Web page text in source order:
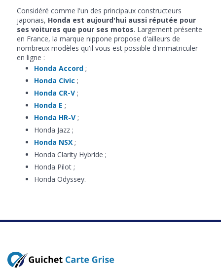
Considéré comme l'un des principaux constructeurs
japonais, Honda est aujourd'hui aussi réputée pour
ses voitures que pour ses motos. Largement présente
en France, la marque nippone propose d'ailleurs de
nombreux modèles qu'il vous est possible d'immatriculer
en ligne :
Honda Accord;
Honda Civic ;
Honda CR-V;
Honda E ;
Honda HR-V;
Honda Jazz ;
Honda NSX;
Honda Clarity Hybride ;
Honda Pilot ;
Honda Odyssey.